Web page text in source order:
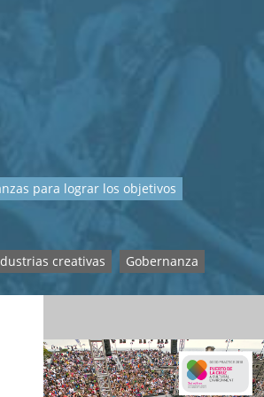
para lograr los objetivos
creativas Gobernanza